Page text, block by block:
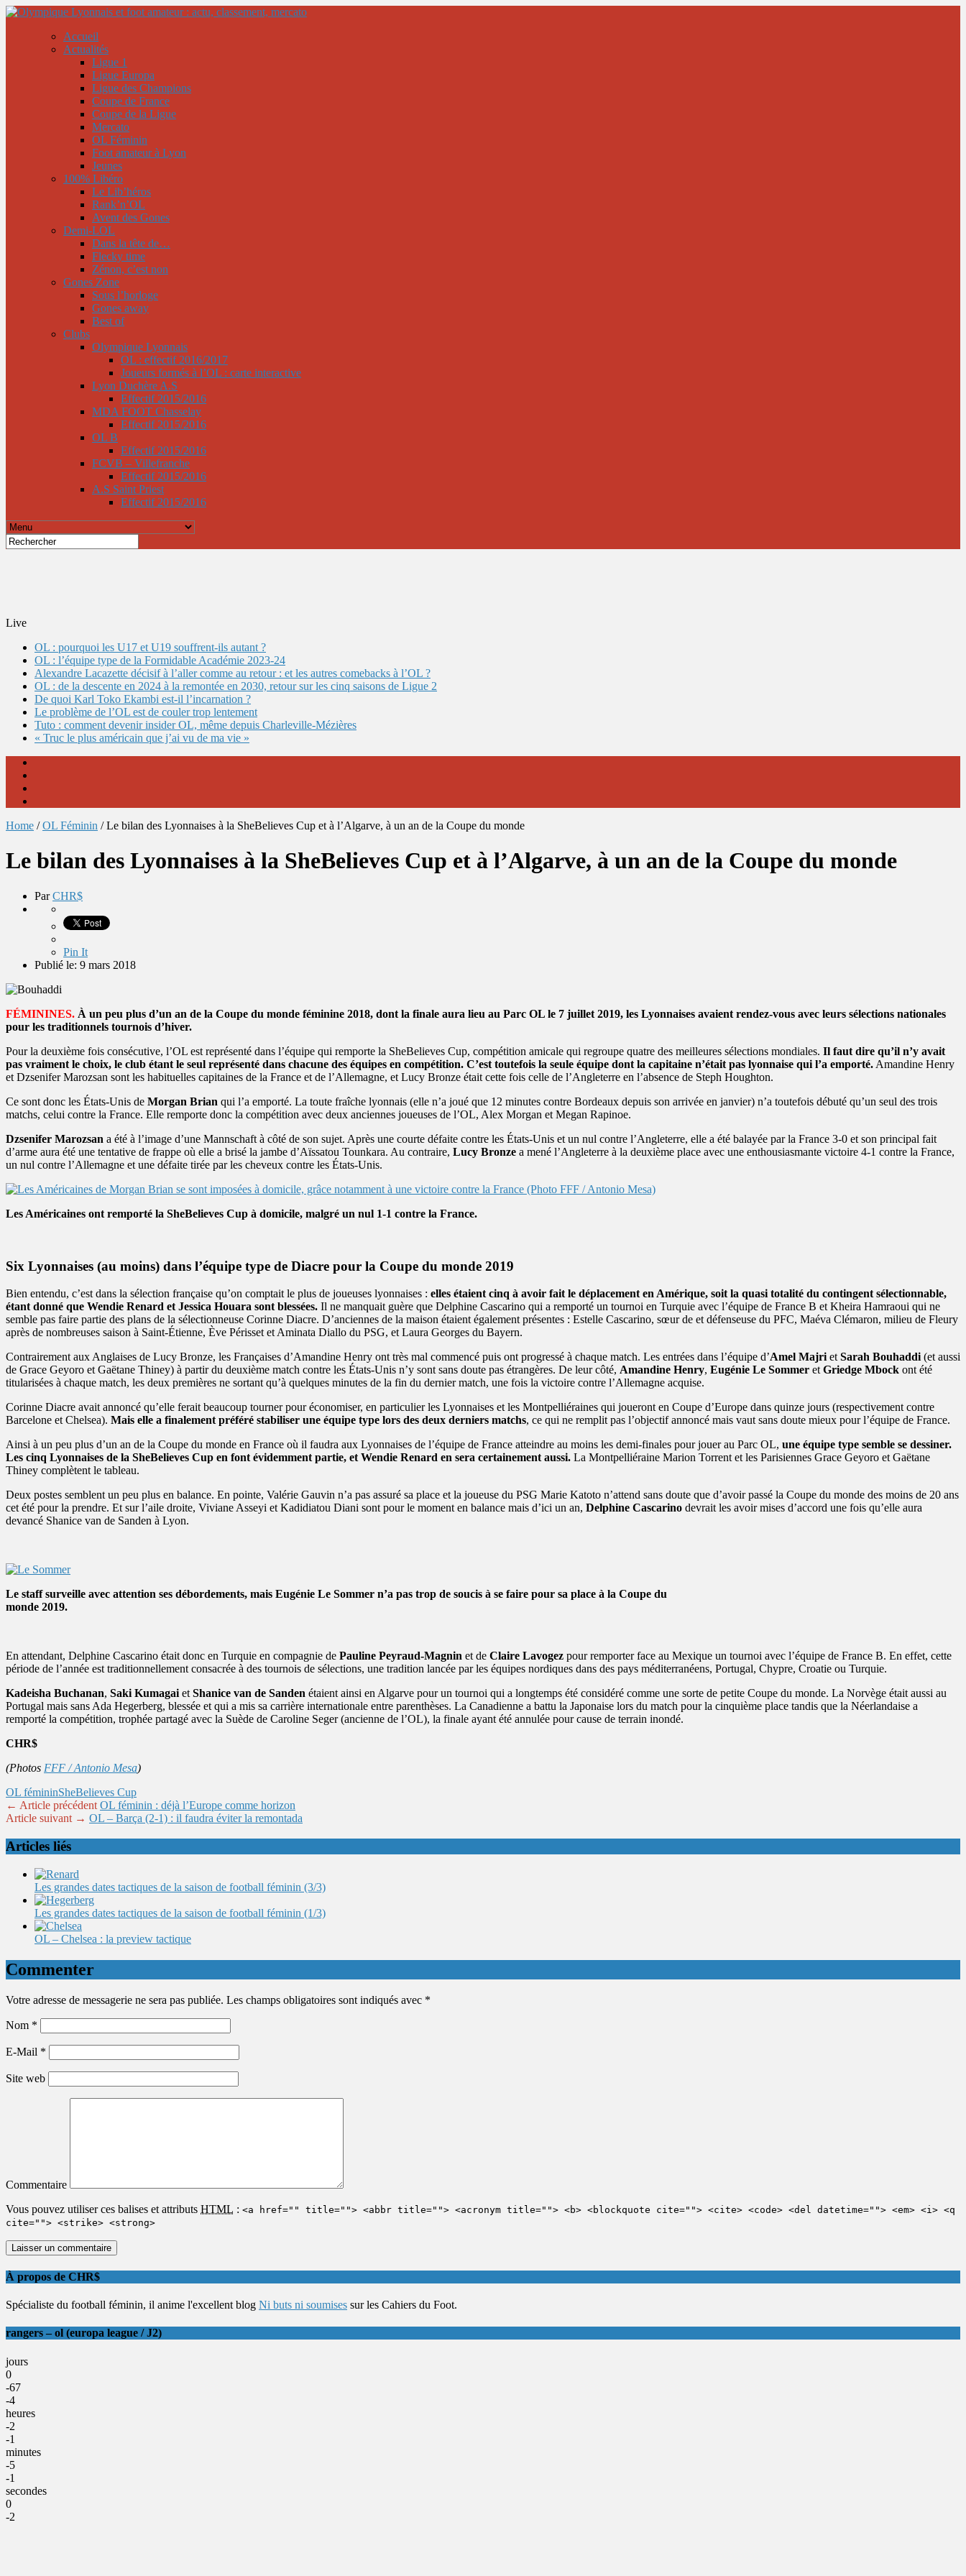
Accueil
Actualités
Ligue 1
Ligue Europa
Ligue des Champions
Coupe de France
Coupe de la Ligue
Mercato
OL Féminin
Foot amateur à Lyon
Jeunes
100% Libéro
Le Lib’héros
Rank’n’OL
Avent des Gones
Demi-LOL
Dans la tête de…
Flecky time
Zénon, c’est non
Gones Zone
Sous l’horloge
Gones away
Best of
Clubs
Olympique Lyonnais
OL : effectif 2016/2017
Joueurs formés à l’OL : carte interactive
Lyon Duchère A.S
Effectif 2015/2016
MDA FOOT Chasselay
Effectif 2015/2016
OL B
Effectif 2015/2016
FCVB – Villefranche
Effectif 2015/2016
A.S Saint Priest
Effectif 2015/2016
Live
OL : pourquoi les U17 et U19 souffrent-ils autant ?
OL : l’équipe type de la Formidable Académie 2023-24
Alexandre Lacazette décisif à l’aller comme au retour : et les autres comebacks à l’OL ?
OL : de la descente en 2024 à la remontée en 2030, retour sur les cinq saisons de Ligue 2
De quoi Karl Toko Ekambi est-il l’incarnation ?
Le problème de l’OL est de couler trop lentement
Tuto : comment devenir insider OL, même depuis Charleville-Mézières
« Truc le plus américain que j’ai vu de ma vie »
Home /OL Féminin /Le bilan des Lyonnaises à la SheBelieves Cup et à l’Algarve, à un an de la Coupe du monde
Le bilan des Lyonnaises à la SheBelieves Cup et à l’Algarve, à un an de la Coupe du monde
ParCHR$
Pin It
Publié le: 9 mars 2018
FÉMININES. À un peu plus d’un an de la Coupe du monde féminine 2018, dont la finale aura lieu au Parc OL le 7 juillet 2019, les Lyonnaises avaient rendez-vous avec leurs sélections nationales
pour les traditionnels tournois d’hiver.
Pour la deuxième fois consécutive, l’OL est représenté dans l’équipe qui remporte la SheBelieves Cup, compétition amicale qui regroupe quatre des meilleures sélections mondiales. Il faut dire qu’il n’y avait
pas vraiment le choix, le club étant le seul représenté dans chacune des équipes en compétition. C’est toutefois la seule équipe dont la capitaine n’était pas lyonnaise qui l’a emporté. Amandine Henry
et Dzsenifer Marozsan sont les habituelles capitaines de la France et de l’Allemagne, et Lucy Bronze était cette fois celle de l’Angleterre en l’absence de Steph Houghton.
Ce sont donc les États-Unis de Morgan Brian qui l’a emporté. La toute fraîche lyonnais (elle n’a joué que 12 minutes contre Bordeaux depuis son arrivée en janvier) n’a toutefois débuté qu’un seul des trois
matchs, celui contre la France. Elle remporte donc la compétition avec deux anciennes joueuses de l’OL, Alex Morgan et Megan Rapinoe.
Dzsenifer Marozsan a été à l’image d’une Mannschaft à côté de son sujet. Après une courte défaite contre les États-Unis et un nul contre l’Angleterre, elle a été balayée par la France 3-0 et son principal fait
d’arme aura été une tentative de frappe où elle a brisé la jambe d’Aïssatou Tounkara. Au contraire, Lucy Bronze a mené l’Angleterre à la deuxième place avec une enthousiasmante victoire 4-1 contre la France,
un nul contre l’Allemagne et une défaite tirée par les cheveux contre les États-Unis.
Les Américaines ont remporté la SheBelieves Cup à domicile, malgré un nul 1-1 contre la France.
Six Lyonnaises (au moins) dans l’équipe type de Diacre pour la Coupe du monde 2019
Bien entendu, c’est dans la sélection française qu’on comptait le plus de joueuses lyonnaises : elles étaient cinq à avoir fait le déplacement en Amérique, soit la quasi totalité du contingent sélectionnable,
étant donné que Wendie Renard et Jessica Houara sont blessées. Il ne manquait guère que Delphine Cascarino qui a remporté un tournoi en Turquie avec l’équipe de France B et Kheira Hamraoui qui ne
semble pas faire partie des plans de la sélectionneuse Corinne Diacre. D’anciennes de la maison étaient également présentes : Estelle Cascarino, sœur de et défenseuse du PFC, Maéva Clémaron, milieu de Fleury
après de nombreuses saison à Saint-Étienne, Ève Périsset et Aminata Diallo du PSG, et Laura Georges du Bayern.
Contrairement aux Anglaises de Lucy Bronze, les Françaises d’Amandine Henry ont très mal commencé puis ont progressé à chaque match. Les entrées dans l’équipe d’Amel Majri et Sarah Bouhaddi (et aussi
de Grace Geyoro et Gaëtane Thiney) à partir du deuxième match contre les États-Unis n’y sont sans doute pas étrangères. De leur côté, Amandine Henry, Eugénie Le Sommer et Griedge Mbock ont été
titularisées à chaque match, les deux premières ne sortant qu’à quelques minutes de la fin du dernier match, une fois la victoire contre l’Allemagne acquise.
Corinne Diacre avait annoncé qu’elle ferait beaucoup tourner pour économiser, en particulier les Lyonnaises et les Montpelliéraines qui joueront en Coupe d’Europe dans quinze jours (respectivement contre
Barcelone et Chelsea). Mais elle a finalement préféré stabiliser une équipe type lors des deux derniers matchs, ce qui ne remplit pas l’objectif annoncé mais vaut sans doute mieux pour l’équipe de France.
Ainsi à un peu plus d’un an de la Coupe du monde en France où il faudra aux Lyonnaises de l’équipe de France atteindre au moins les demi-finales pour jouer au Parc OL, une équipe type semble se dessiner.
Les cinq Lyonnaises de la SheBelieves Cup en font évidemment partie, et Wendie Renard en sera certainement aussi. La Montpelliéraine Marion Torrent et les Parisiennes Grace Geyoro et Gaëtane
Thiney complètent le tableau.
Deux postes semblent un peu plus en balance. En pointe, Valérie Gauvin n’a pas assuré sa place et la joueuse du PSG Marie Katoto n’attend sans doute que d’avoir passé la Coupe du monde des moins de 20 ans
cet été pour la prendre. Et sur l’aile droite, Viviane Asseyi et Kadidiatou Diani sont pour le moment en balance mais d’ici un an, Delphine Cascarino devrait les avoir mises d’accord une fois qu’elle aura
devancé Shanice van de Sanden à Lyon.
Le staff surveille avec attention ses débordements, mais Eugénie Le Sommer n’a pas trop de soucis à se faire pour sa place à la Coupe du
monde 2019.
En attendant, Delphine Cascarino était donc en Turquie en compagnie de Pauline Peyraud-Magnin et de Claire Lavogez pour remporter face au Mexique un tournoi avec l’équipe de France B. En effet, cette
période de l’année est traditionnellement consacrée à des tournois de sélections, une tradition lancée par les équipes nordiques dans des pays méditerranéens, Portugal, Chypre, Croatie ou Turquie.
Kadeisha Buchanan, Saki Kumagai et Shanice van de Sanden étaient ainsi en Algarve pour un tournoi qui a longtemps été considéré comme une sorte de petite Coupe du monde. La Norvège était aussi au
Portugal mais sans Ada Hegerberg, blessée et qui a mis sa carrière internationale entre parenthèses. La Canadienne a battu la Japonaise lors du match pour la cinquième place tandis que la Néerlandaise a
remporté la compétition, trophée partagé avec la Suède de Caroline Seger (ancienne de l’OL), la finale ayant été annulée pour cause de terrain inondé.
CHR$
(Photos FFF / Antonio Mesa)
OL fémininSheBelieves Cup
← Article précédent OL féminin : déjà l’Europe comme horizon
Article suivant → OL – Barça (2-1) : il faudra éviter la remontada
Articles liés
Les grandes dates tactiques de la saison de football féminin (3/3)
Les grandes dates tactiques de la saison de football féminin (1/3)
OL – Chelsea : la preview tactique
Commenter
Votre adresse de messagerie ne sera pas publiée. Les champs obligatoires sont indiqués avec *
Nom *
E-Mail *
Site web
Commentaire
Vous pouvez utiliser ces balises et attributs HTML : <a href="" title=""> <abbr title=""> <acronym title=""> <b> <blockquote cite=""> <cite> <code> <del datetime=""> <em> <i> <q
cite=""> <strike> <strong>
À propos de CHR$
Spécialiste du football féminin, il anime l'excellent blog Ni buts ni soumises sur les Cahiers du Foot.
rangers – ol (europa league / J2)
jours
0
-67
-4
heures
-2
-1
minutes
-5
-1
secondes
0
-2